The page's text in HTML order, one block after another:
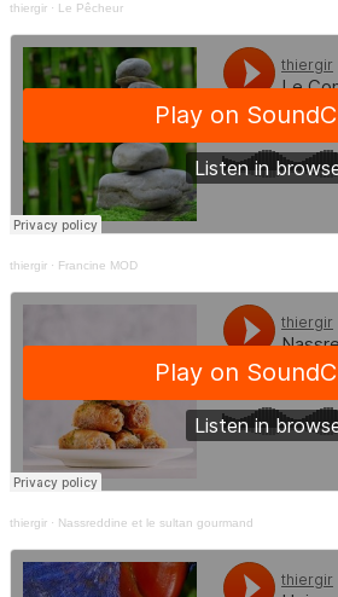
thiergir · Le Pêcheur
thiergir · Francine MOD
thiergir · Nassreddine et le sultan gourmand